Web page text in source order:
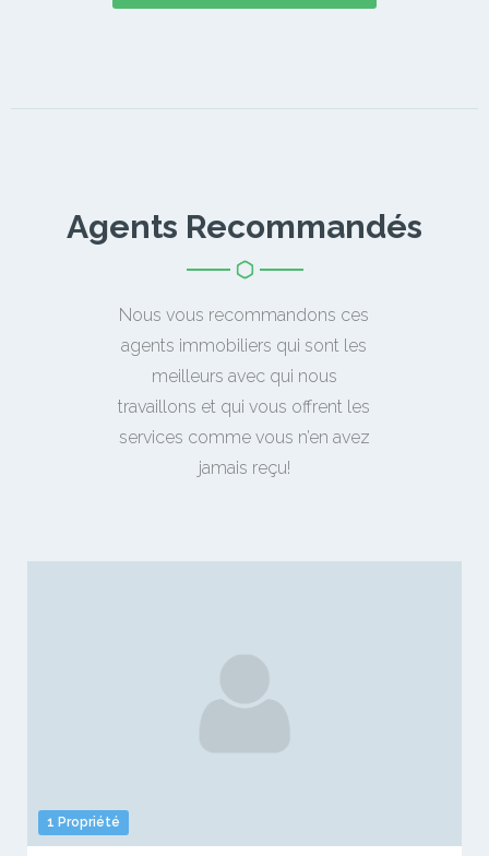
Agents Recommandés
Nous vous recommandons ces
agents immobiliers qui sont les
meilleurs avec qui nous
travaillons et qui vous offrent les
services comme vous n’en avez
jamais reçu!
1 Propriété